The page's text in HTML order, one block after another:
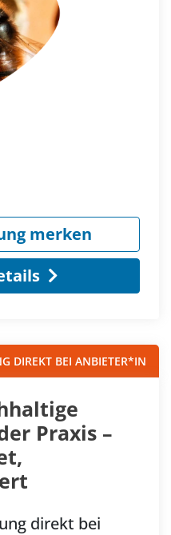
merken
DIREKT BEI ANBIETER*IN
Praxis –
direkt bei